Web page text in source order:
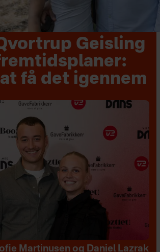
Geisling
få det igennem
Martinusen og Daniel Lazrak